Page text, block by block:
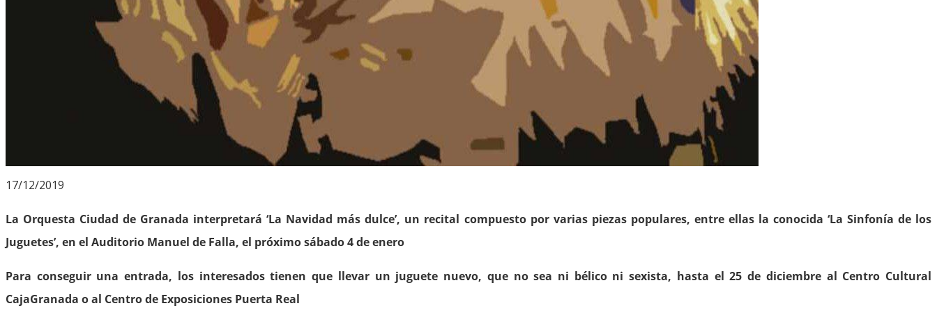
17/12/2019
La Orquesta Ciudad de Granada interpretará ‘La Navidad más dulce’, un recital compuesto por varias piezas populares, entre ellas la conocida ‘La Sinfonía de los
Juguetes’, en el Auditorio Manuel de Falla, el próximo sábado 4 de enero
Para conseguir una entrada, los interesados tienen que llevar un juguete nuevo, que no sea ni bélico ni sexista, hasta el 25 de diciembre al Centro Cultural
CajaGranada o al Centro de Exposiciones Puerta Real